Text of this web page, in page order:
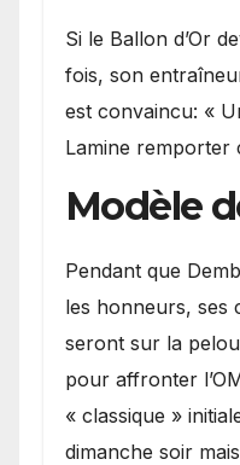
Si le Ballon d’Or
fois, son
est convaincu: «
Lamine remporter
Modèle
Pendant que
les honneurs, ses
seront sur la
pour affronter
« classique »
dimanche soir